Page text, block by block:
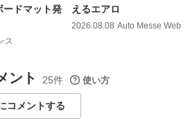
ードマット発
ス
えるエアロ
2026.08.08 Auto Messe Web
ント 25件 使い方
コメントする